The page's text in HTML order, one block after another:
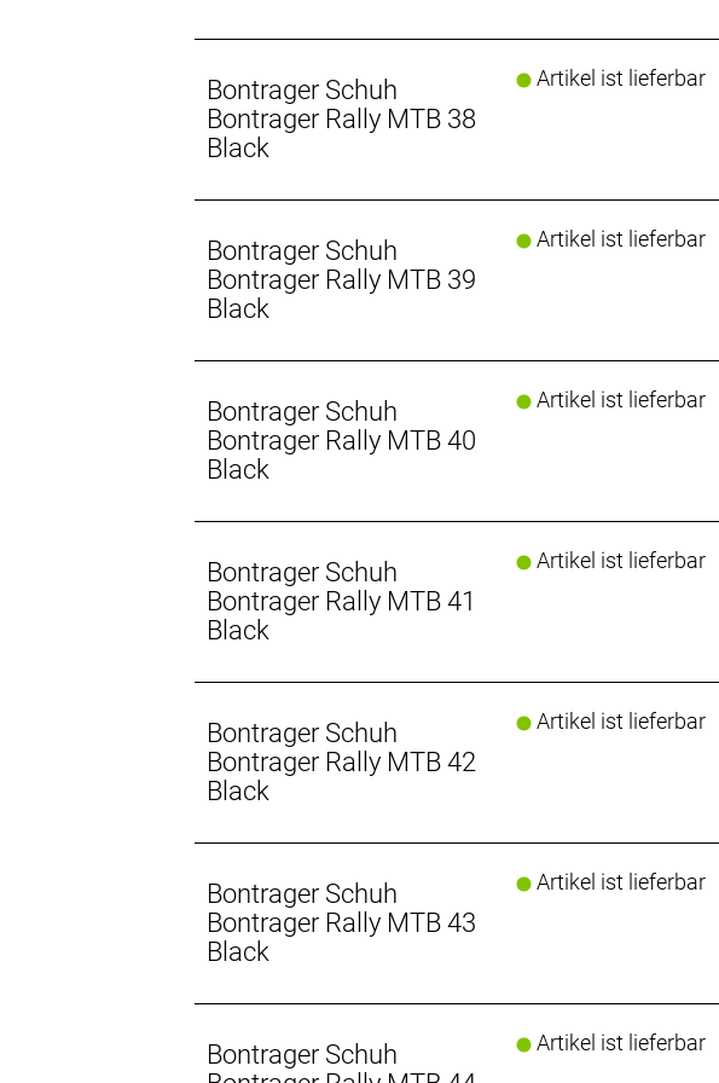
Bontrager Schuh
Bontrager Rally MTB 38
Black
Artikel ist lieferbar
Bontrager Schuh
Bontrager Rally MTB 39
Black
Artikel ist lieferbar
Bontrager Schuh
Bontrager Rally MTB 40
Black
Artikel ist lieferbar
Bontrager Schuh
Bontrager Rally MTB 41
Black
Artikel ist lieferbar
Bontrager Schuh
Bontrager Rally MTB 42
Black
Artikel ist lieferbar
Bontrager Schuh
Bontrager Rally MTB 43
Black
Artikel ist lieferbar
Bontrager Schuh
Artikel ist lieferbar